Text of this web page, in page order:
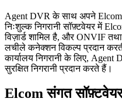
Agent DVR के साथ अपने Elcom
निःशुल्क निगरानी सॉफ़्टवेयर में
विज़ार्ड शामिल है, और ONVIF
लचीले कनेक्शन विकल्प प्रदान
कार्यालय निगरानी के लिए,
सुरक्षित निगरानी प्रदान करते हैं।
Elcom संगत